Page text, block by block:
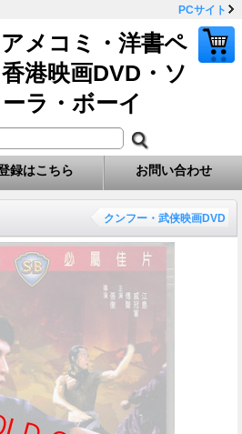
PCサイト
メコミ・洋書ペ
港映画DVD・ソ
ラ・ボーイ
録はこちら お問い合わせ
クンフー・武侠映画DVD